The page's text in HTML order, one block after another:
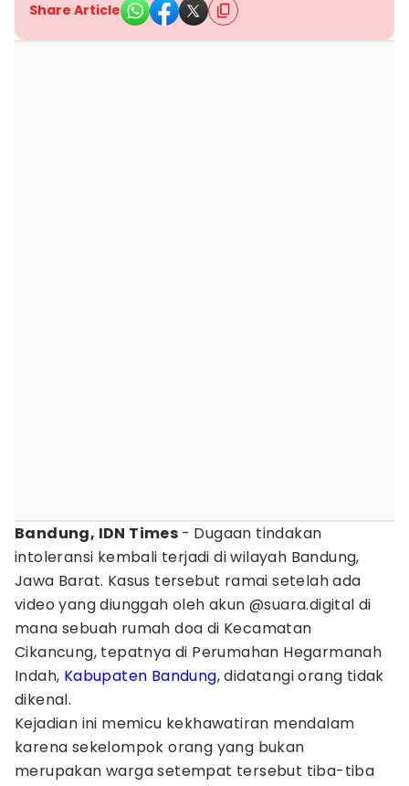
Share Article
Bandung, IDN Times - Dugaan tindakan
intoleransi kembali terjadi di wilayah Bandung,
Jawa Barat. Kasus tersebut ramai setelah ada
video yang diunggah oleh akun @suara.digital di
mana sebuah rumah doa di Kecamatan
Cikancung, tepatnya di Perumahan Hegarmanah
Indah, Kabupaten Bandung, didatangi orang tidak
dikenal.
Kejadian ini memicu kekhawatiran mendalam
karena sekelompok orang yang bukan
merupakan warga setempat tersebut tiba-tiba